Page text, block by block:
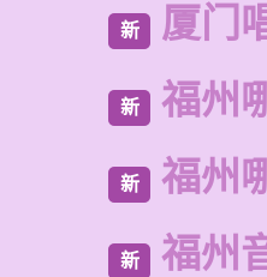
新 厦门
新 福州
新 福州
新 福州